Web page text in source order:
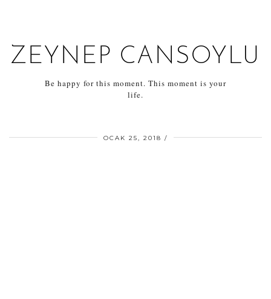
ZEYNEP CANSOYLU
Be happy for this moment. This moment is your
life.
OCAK 25, 2018